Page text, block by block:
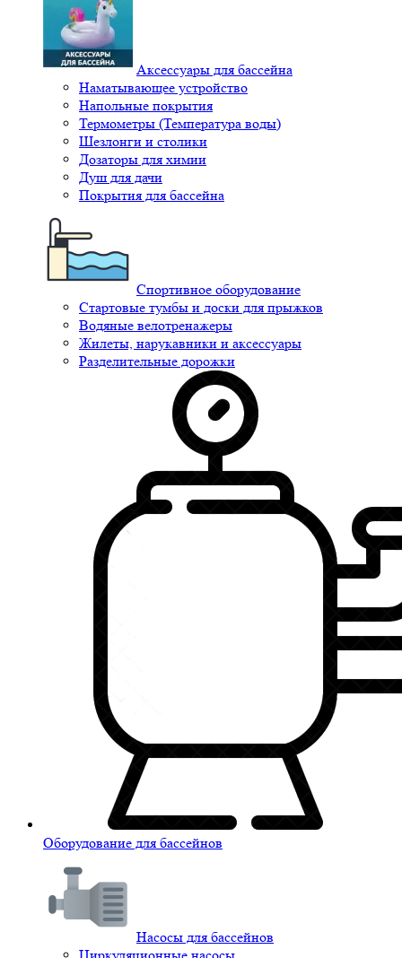
Аксессуары для бассейна
Наматывающее устройство
Напольные покрытия
Термометры (Температура воды)
Шезлонги и столики
Дозаторы для химии
Душ для дачи
Покрытия для бассейна
Спортивное оборудование
Стартовые тумбы и доски для прыжков
Водяные велотренажеры
Жилеты, нарукавники и аксессуары
Разделительные дорожки
Оборудование для бассейнов
Насосы для бассейнов